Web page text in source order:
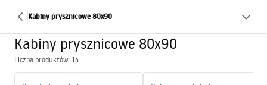
Kabiny prysznicowe 80x90
Kabiny prysznicowe 80x90
Liczba produktów: 14